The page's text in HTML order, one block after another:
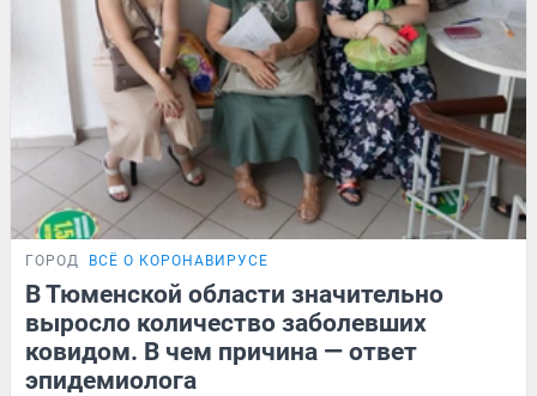
ГОРОД ВСЁ О КОРОНАВИРУСЕ
В Тюменской области значительно
выросло количество заболевших
ковидом. В чем причина — ответ
эпидемиолога